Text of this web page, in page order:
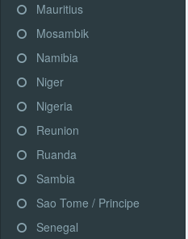
Mauritius
Mosambik
Namibia
Niger
Nigeria
Reunion
Ruanda
Sambia
Sao Tome / Principe
Senegal